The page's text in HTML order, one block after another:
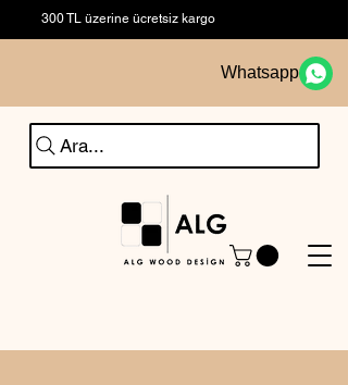
300 TL üzerine ücretsiz kargo
Ara...
Whatsapp